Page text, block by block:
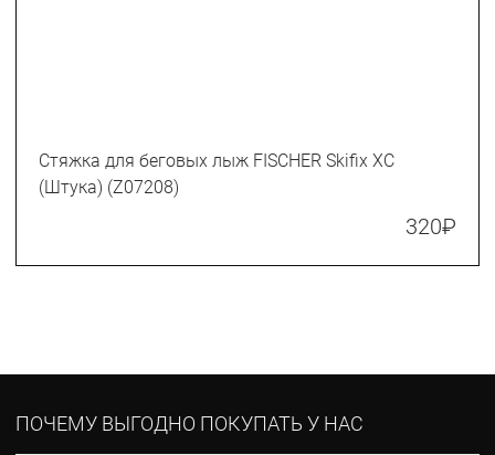
Стяжка для беговых лыж FISCHER Skifix XC
(Штука) (Z07208)
320₽
ПОЧЕМУ ВЫГОДНО ПОКУПАТЬ У НАС